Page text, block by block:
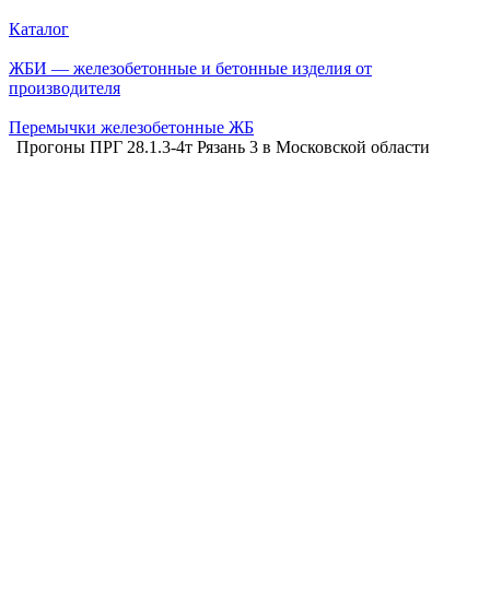
Каталог
ЖБИ — железобетонные и бетонные изделия от
производителя
Перемычки железобетонные ЖБ
Прогоны ПРГ 28.1.3-4т Рязань 3 в Московской области